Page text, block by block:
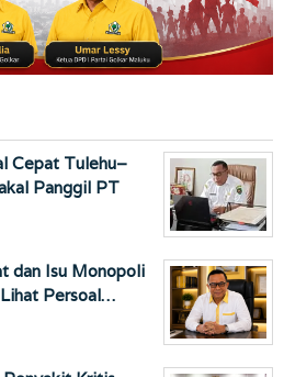
Cepat Tulehu–
Panggil PT
dan Isu Monopoli
Persoal…